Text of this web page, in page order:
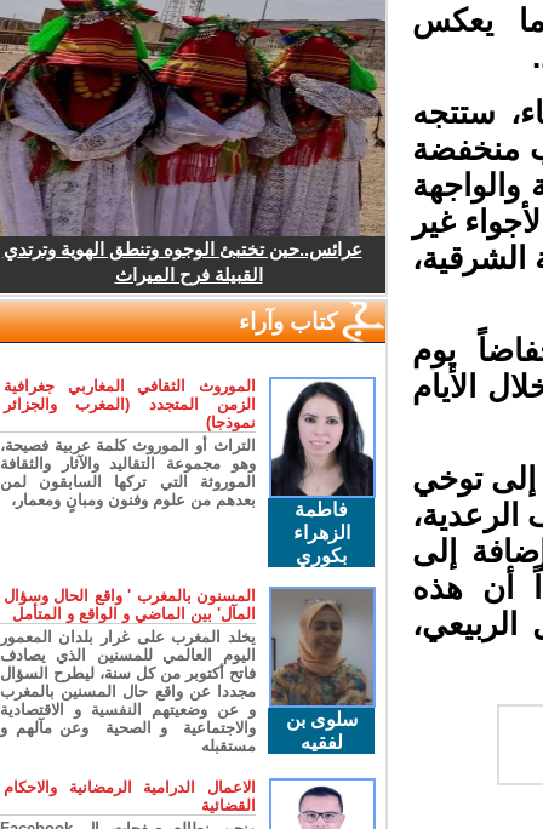
يعكس
ستتجه
منخفضة
غير
يوم
الأيام
توخي
إلى
أن هذه
عرائس..حين تختبئ الوجوه وتنطق الهوية وترتدي
القبيلة فرح الميراث
كتاب وآراء
فاطمة
الزهراء
بكوري
الموروث الثقافي المغاربي جغرافية
الزمن المتجدد (المغرب والجزائر
نموذجا)
التراث أو الموروث كلمة عربية فصيحة،
وهو مجموعة التقاليد والآثار والثقافة
الموروثة التي تركها السابقون لمن
بعدهم من علوم وفنون ومبانٍ ومعمار،
سلوى بن
لفقيه
المسنون بالمغرب ' واقع الحال وسؤال
المآل' بين الماضي و الواقع و المتأمل
يخلد المغرب على غرار بلدان المعمور
اليوم العالمي للمسنين الذي يصادف
فاتح أكتوبر من كل سنة، ليطرح السؤال
مجددا عن واقع حال المسنين بالمغرب
و عن وضعيتهم النفسية و الاقتصادية
والاجتماعية و الصحية وعن مآلهم و
مستقبله
الاعمال الدرامية الرمضانية والاحكام
القضائية